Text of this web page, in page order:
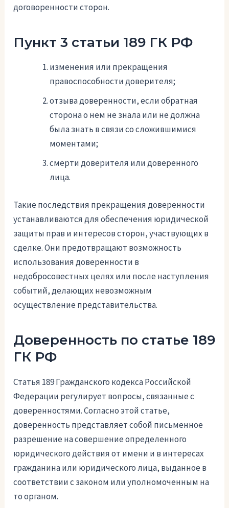
договоренности сторон.
Пункт 3 статьи 189 ГК РФ
изменения или прекращения
правоспособности доверителя;
отзыва доверенности, если обратная
сторона о нем не знала или не должна
была знать в связи со сложившимися
моментами;
смерти доверителя или доверенного
лица.
Такие последствия прекращения доверенности
устанавливаются для обеспечения юридической
защиты прав и интересов сторон, участвующих в
сделке. Они предотвращают возможность
использования доверенности в
недобросовестных целях или после наступления
событий, делающих невозможным
осуществление представительства.
Доверенность по статье 189
ГК РФ
Статья 189 Гражданского кодекса Российской
Федерации регулирует вопросы, связанные с
доверенностями. Согласно этой статье,
доверенность представляет собой письменное
разрешение на совершение определенного
юридического действия от имени и в интересах
гражданина или юридического лица, выданное в
соответствии с законом или уполномоченным на
то органом.